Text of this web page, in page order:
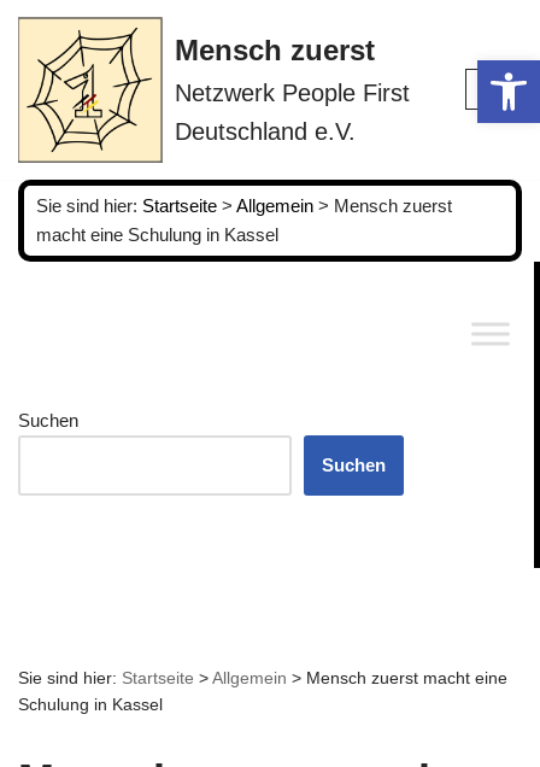
Zum
Inhalt
springen
Mensch zuerst
Netzwerk People First
Deutschland e.V.
Sie sind hier: Startseite > Allgemein > Mensch zuerst
macht eine Schulung in Kassel
Suchen
Suchen
Sie sind hier: Startseite >Allgemein > Mensch zuerst macht eine
Schulung in Kassel